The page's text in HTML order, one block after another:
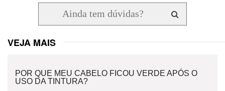
VEJA MAIS
POR QUE MEU CABELO FICOU VERDE APÓS O
USO DA TINTURA?